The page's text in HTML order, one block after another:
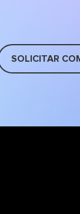
SOLICITAR